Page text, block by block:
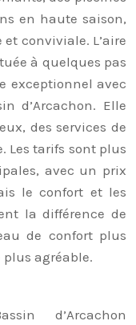
en haute saison,
conviviale. L’aire
à quelques pas
exceptionnel avec
d’Arcachon. Elle
des services de
tarifs sont plus
avec un prix
le confort et les
la différence de
de confort plus
plus agréable.
d’Arcachon